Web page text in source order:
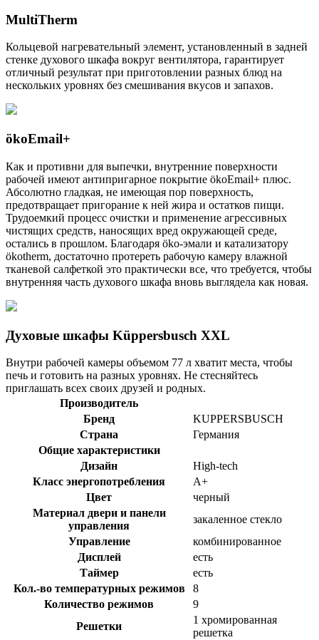
MultiTherm
Кольцевой нагревательный элемент, установленный в задней
стенке духового шкафа вокруг вентилятора, гарантирует
отличный результат при приготовлении разных блюд на
нескольких уровнях без смешивания вкусов и запахов.
ökoEmail+
Как и противни для выпечки, внутренние поверхности
рабочей имеют антипригарное покрытие ökoEmail+ плюс.
Абсолютно гладкая, не имеющая пор поверхность,
предотвращает пригорание к ней жира и остатков пищи.
Трудоемкий процесс очистки и применение агрессивных
чистящих средств, наносящих вред окружающей среде,
остались в прошлом. Благодаря öko-эмали и катализатору
ökotherm, достаточно протереть рабочую камеру влажной
тканевой салфеткой это практически все, что требуется, чтобы
внутренняя часть духового шкафа вновь выглядела как новая.
Духовые шкафы Küppersbusch XXL
Внутри рабочей камеры объемом 77 л хватит места, чтобы
печь и готовить на разных уровнях. Не стесняйтесь
приглашать всех своих друзей и родных.
Производитель
Бренд
KUPPERSBUSCH
Страна
Германия
Общие характеристики
Дизайн
High-tech
Класс энергопотребления
A+
Цвет
черный
Материал двери и панели
управления
закаленное стекло
Управление
комбинированное
Дисплей
есть
Таймер
есть
Кол.-во температурных режимов
8
Количество режимов
9
Решетки
1 хромированная
решетка